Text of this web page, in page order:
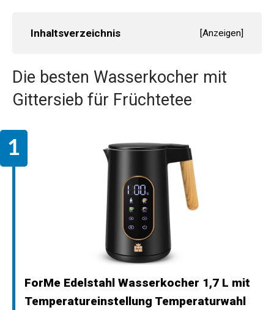
Inhaltsverzeichnis [Anzeigen]
Die besten Wasserkocher mit
Gittersieb für Früchtetee
ForMe Edelstahl Wasserkocher 1,7 L mit
Temperatureinstellung Temperaturwahl